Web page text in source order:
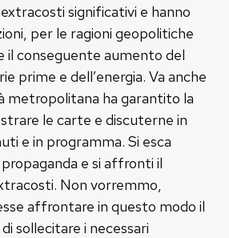
significativi e hanno
per le ragioni geopolitiche
il conseguente aumento del
prime e dell’energia. Va anche
metropolitana ha garantito la
le carte e discuterne in
e in programma. Si esca
e si affronti il
Non vorremmo,
affrontare in questo modo il
sollecitare i necessari